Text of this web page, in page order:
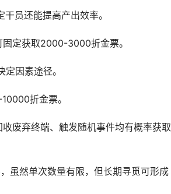
员还能提高产出效率。
定获取2000-3000折金票。
因素途径。
折金票。
废弃终端、触发随机事件均有概率获取
虽然单次数量有限，但长期寻觅可形成